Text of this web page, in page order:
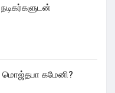
மொஜ்தபா‌ கமேனி?